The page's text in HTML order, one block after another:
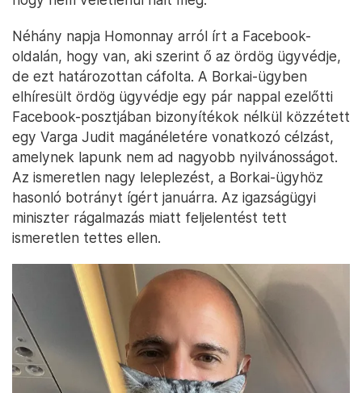
Néhány napja Homonnay arról írt a Facebook-
oldalán, hogy van, aki szerint ő az ördög ügyvédje,
de ezt határozottan cáfolta. A Borkai-ügyben
elhíresült ördög ügyvédje egy pár nappal ezelőtti
Facebook-posztjában bizonyítékok nélkül közzétett
egy Varga Judit magánéletére vonatkozó célzást,
amelynek lapunk nem ad nagyobb nyilvánosságot.
Az ismeretlen nagy leleplezést, a Borkai-ügyhöz
hasonló botrányt ígért januárra. Az igazságügyi
miniszter rágalmazás miatt feljelentést tett
ismeretlen tettes ellen.